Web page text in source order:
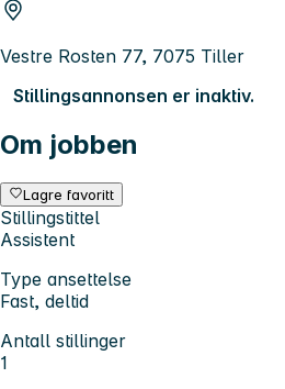
Vestre Rosten 77, 7075 Tiller
Stillingsannonsen er inaktiv.
Om jobben
Lagre favoritt
Stillingstittel
Assistent
Type ansettelse
Fast, deltid
Antall stillinger
1